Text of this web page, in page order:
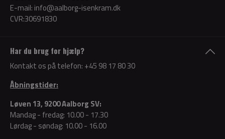
Har du brug for hjælp?
Kontakt os på telefon: +45 98 17 80 30
Åbningstider:
Løven 13, 9200 Aalborg SV:
Mandag - fredag: 10.00 - 17.30
Lørdag - søndag: 10.00 - 16.00
E-mail: info@aalborg-isenkram.dk
CVR:30691830